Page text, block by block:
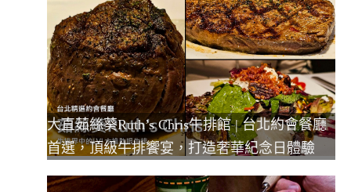
大直茹絲葵Ruth’s Chris牛排館 | 台北約會餐廳
首選，頂級牛排饗宴，打造奢華紀念日體驗